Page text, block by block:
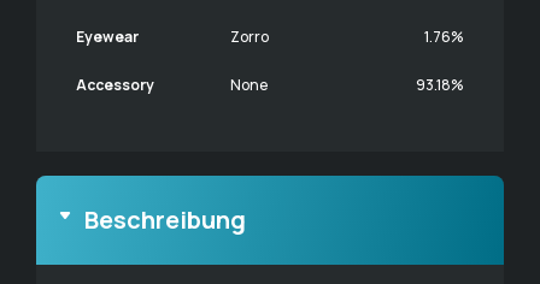
Eyewear Zorro 1.76%
Accessory None 93.18%
Beschreibung